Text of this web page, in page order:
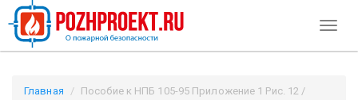
Главная
Пособие к НПБ 105-95 Приложение 1 Рис. 12 /